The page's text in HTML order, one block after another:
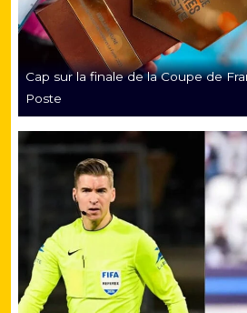
Cap sur la finale de la Coupe de
Poste